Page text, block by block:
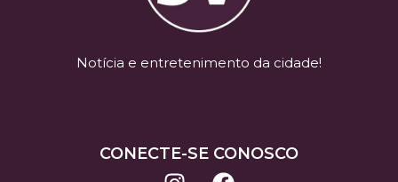
Notícia e entretenimento da cidade!
CONECTE-SE CONOSCO